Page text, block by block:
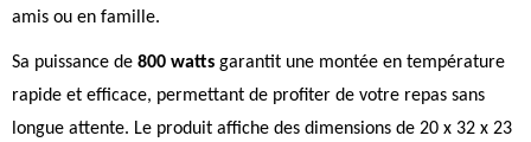
amis ou en famille.
Sa puissance de 800 watts garantit une montée en température
rapide et efficace, permettant de profiter de votre repas sans
longue attente. Le produit affiche des dimensions de 20 x 32 x 23